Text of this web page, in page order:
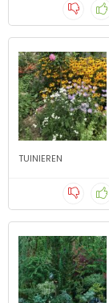
TUINIEREN